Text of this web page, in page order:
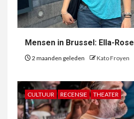
Mensen in Brussel: Ella-Rose
2 maanden geleden Kato Froyen
CULTUUR RECENSIE THEATER